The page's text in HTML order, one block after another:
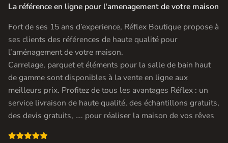
La référence en ligne pour l'amenagement de votre maison
Fort de ses 15 ans d’experience, Réflex Boutique propose à
ses clients des références de haute qualité pour
l’aménagement de votre maison.
Carrelage, parquet et éléments pour la salle de bain haut
de gamme sont disponibles à la vente en ligne aux
meilleurs prix. Profitez de tous les avantages Réflex : un
service livraison de haute qualité, des échantillons gratuits,
des devis gratuits, …. pour réaliser la maison de vos rêves
